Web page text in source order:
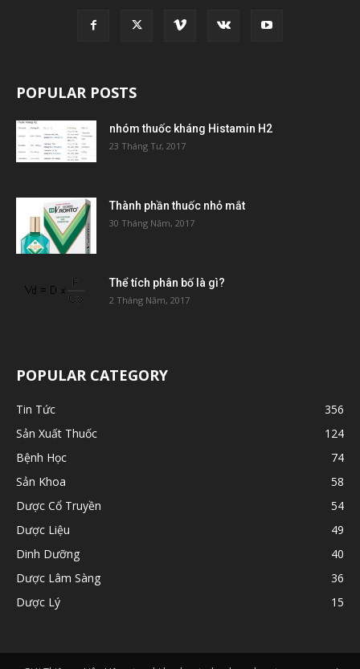
POPULAR POSTS
nhóm thuốc kháng Histamin H2
23 Tháng Tư, 2017
Thành phần thuốc nhỏ mắt
30 Tháng Năm, 2017
Thể tích phân bố là gì?
2 Tháng Năm, 2017
POPULAR CATEGORY
Tin Tức
356
Sản Xuất Thuốc
124
Bệnh Học
74
Sản Khoa
58
Dược Cổ Truyền
54
Dược Liệu
49
Dinh Dưỡng
40
Dược Lâm Sàng
36
Dược Lý
15